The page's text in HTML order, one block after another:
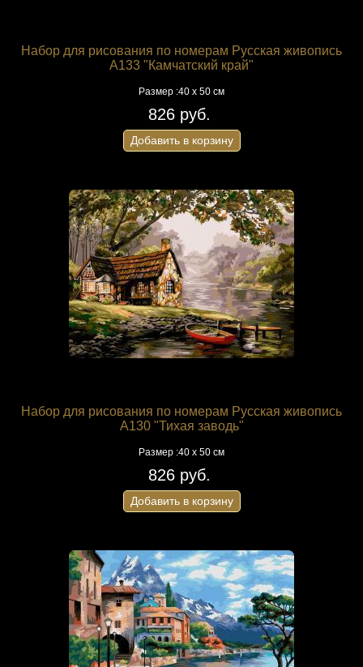
Набор для рисования по номерам Русская живопись
A133 "Камчатский край"
Размер :40 х 50 см
826 руб.
Добавить в корзину
Набор для рисования по номерам Русская живопись
A130 "Тихая заводь"
Размер :40 х 50 см
826 руб.
Добавить в корзину